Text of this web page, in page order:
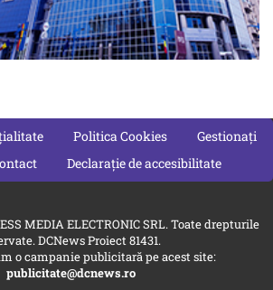
Politica Cookies
Gestionați
Declarație de accesibilitate
MEDIA ELECTRONIC SRL. Toate drepturile
DCNews Proiect 81431.
o campanie publicitară pe acest site:
publicitate@dcnews.ro